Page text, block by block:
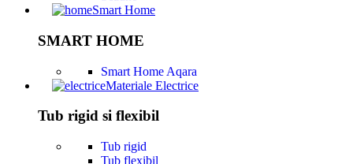
Smart Home
SMART HOME
Smart Home Aqara
Materiale Electrice
Tub rigid si flexibil
Tub rigid
Tub flexibil